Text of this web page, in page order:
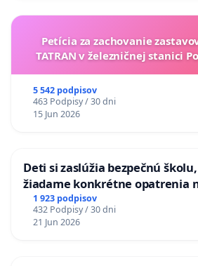
Petícia za zachovanie
TATRAN v železničnej stanici
5 542 podpisov
463 Podpisy / 30 dni
15 Jun 2026
Deti si zaslúžia bezpečnú
žiadame konkrétne opatrenia
situácie v školstve
1 923 podpisov
432 Podpisy / 30 dni
21 Jun 2026